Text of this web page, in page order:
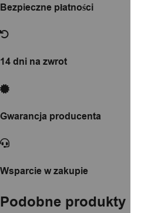
Bezpieczne płatności
14 dni na zwrot
Gwarancja producenta
Wsparcie w zakupie
Podobne produkty